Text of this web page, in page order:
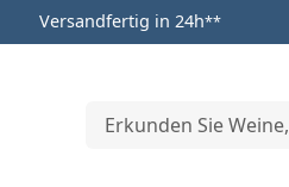
Versandfertig in 24h**